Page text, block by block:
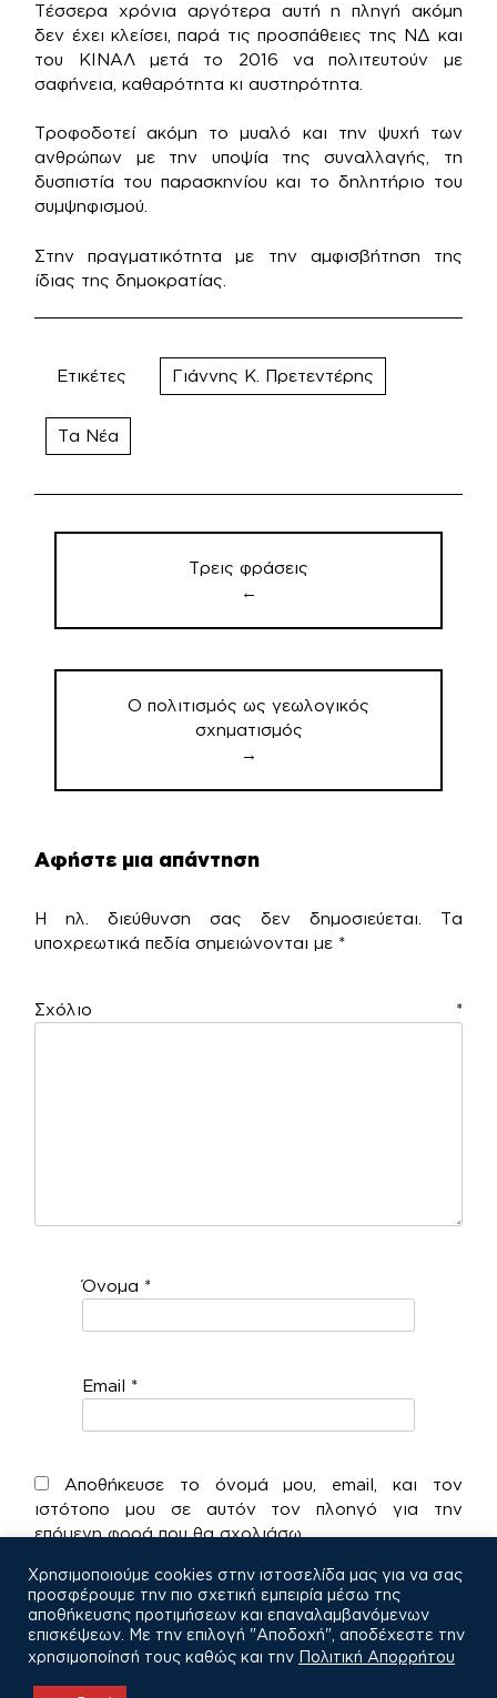
Τέσσερα χρόνια αργότερα αυτή η πληγή ακόμη
δεν έχει κλείσει, παρά τις προσπάθειες της ΝΔ και
του ΚΙΝΑΛ μετά το 2016 να πολιτευτούν με
σαφήνεια, καθαρότητα κι αυστηρότητα.
Τροφοδοτεί ακόμη το μυαλό και την ψυχή των
ανθρώπων με την υποψία της συναλλαγής, τη
δυσπιστία του παρασκηνίου και το δηλητήριο του
συμψηφισμού.
Στην πραγματικότητα με την αμφισβήτηση της
ίδιας της δημοκρατίας.
Ετικέτες Γιάννης Κ. Πρετεντέρης
Τα Νέα
Πλοήγηση
Τρεις φράσεις
←
Ο πολιτισμός ως γεωλογικός
σχηματισμός
→
Αφήστε μια απάντηση
Η ηλ. διεύθυνση σας δεν δημοσιεύεται.
Τα
υποχρεωτικά πεδία σημειώνονται με *
Σχόλιο *
Όνομα *
Email *
Αποθήκευσε το όνομά μου, email, και τον
ιστότοπο μου σε αυτόν τον πλοηγό για την
επόμενη φορά που θα σχολιάσω.
Χρησιμοποιούμε cookies στην ιστοσελίδα μας για να σας
προσφέρουμε την πιο σχετική εμπειρία μέσω της
αποθήκευσης προτιμήσεων και επαναλαμβανόμενων
επισκέψεων. Με την επιλογή "Αποδοχή", αποδέχεστε την
χρησιμοποίησή τους καθώς και την Πολιτική Απορρήτου